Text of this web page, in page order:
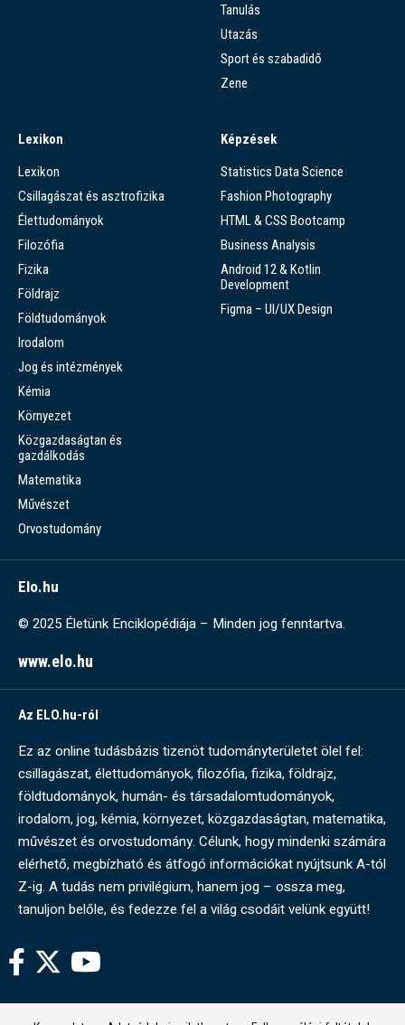
Tanulás
Utazás
Sport és szabadidő
Zene
Lexikon
Lexikon
Csillagászat és asztrofizika
Élettudományok
Filozófia
Fizika
Földrajz
Földtudományok
Irodalom
Jog és intézmények
Kémia
Környezet
Közgazdaságtan és
gazdálkodás
Matematika
Művészet
Orvostudomány
Képzések
Statistics Data Science
Fashion Photography
HTML & CSS Bootcamp
Business Analysis
Android 12 & Kotlin
Development
Figma – UI/UX Design
Elo.hu
© 2025 Életünk Enciklopédiája – Minden jog fenntartva.
www.elo.hu
Az ELO.hu-ról
Ez az online tudásbázis tizenöt tudományterületet ölel fel:
csillagászat, élettudományok, filozófia, fizika, földrajz,
földtudományok, humán- és társadalomtudományok,
irodalom, jog, kémia, környezet, közgazdaságtan, matematika,
művészet és orvostudomány. Célunk, hogy mindenki számára
elérhető, megbízható és átfogó információkat nyújtsunk A-tól
Z-ig. A tudás nem privilégium, hanem jog – ossza meg,
tanuljon belőle, és fedezze fel a világ csodáit velünk együtt!